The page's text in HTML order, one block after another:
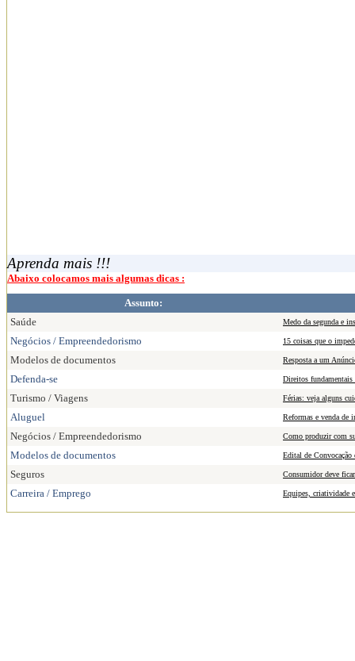
Aprenda mais !!!
Abaixo colocamos mais algumas dicas :
Assunto:
Saúde
Medo da segunda e
Negócios / Empreendedorismo 15 coisas que o
Modelos de documentos Resposta a um
Defenda-se Direitos fundamentais
Turismo / Viagens Férias: veja alguns
Aluguel Reformas e venda de
Negócios / Empreendedorismo Como produzir com
Modelos de documentos Edital de Convocação
Seguros Consumidor deve
Carreira / Emprego Equipes, criatividade